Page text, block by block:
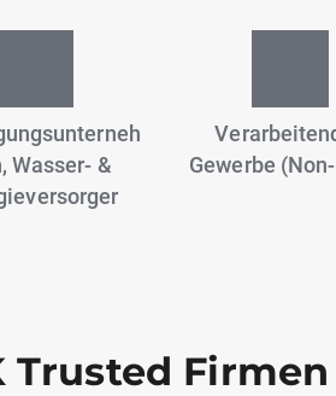
Wasser- &
Gewerbe
Trusted